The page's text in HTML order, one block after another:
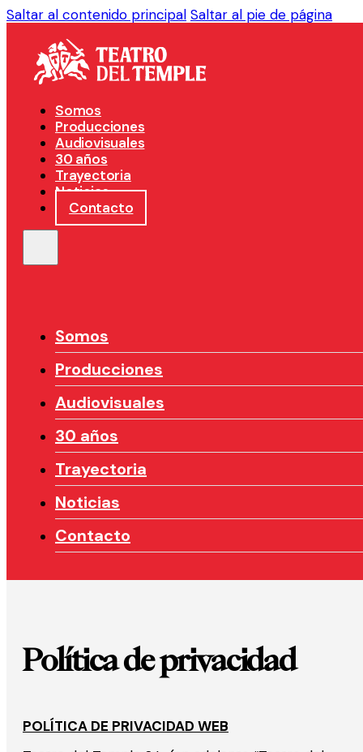
Saltar al contenido principal Saltar al pie de página
Somos
Producciones
Audiovisuales
30 años
Trayectoria
Noticias
Contacto
Somos
Producciones
Audiovisuales
30 años
Trayectoria
Noticias
Contacto
Política de privacidad
POLÍTICA DE PRIVACIDAD WEB